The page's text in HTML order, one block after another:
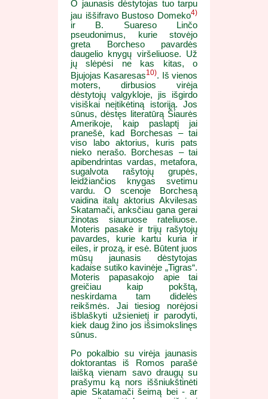
O jaunasis dėstytojas tuo tarpu
jau iššifravo Bustoso Domeko4)
ir B. Suareso Linčo
pseudonimus, kurie stovėjo
greta Borcheso pavardės
daugelio knygų viršeliuose. Už
jų slėpėsi ne kas kitas, o
Bjujojas Kasaresas10). Iš vienos
moters, dirbusios virėja
dėstytojų valgykloje, jis išgirdo
visiškai neįtikėtiną istoriją. Jos
sūnus, dėstęs literatūrą Šiaurės
Amerikoje, kaip paslaptį jai
pranešė, kad Borchesas – tai
viso labo aktorius, kuris pats
nieko nerašo. Borchesas – tai
apibendrintas vardas, metafora,
sugalvota rašytojų grupės,
leidžiančios knygas svetimu
vardu. O scenoje Borchesą
vaidina italų aktorius Akvilesas
Skatamači, anksčiau gana gerai
žinotas siauruose rateliuose.
Moteris pasakė ir trijų rašytojų
pavardes, kurie kartu kuria ir
eiles, ir prozą, ir esė. Būtent juos
mūsų jaunasis dėstytojas
kadaise sutiko kavinėje „Tigras“.
Moteris papasakojo apie tai
greičiau kaip pokštą,
neskirdama tam didelės
reikšmės. Jai tiesiog norėjosi
išblaškyti užsienietį ir parodyti,
kiek daug žino jos išsimokslinęs
sūnus.
Po pokalbio su virėja jaunasis
doktorantas iš Romos parašė
laišką vienam savo draugų su
prašymu ką nors iššniukštinėti
apie Skatamači šeimą bei - ar